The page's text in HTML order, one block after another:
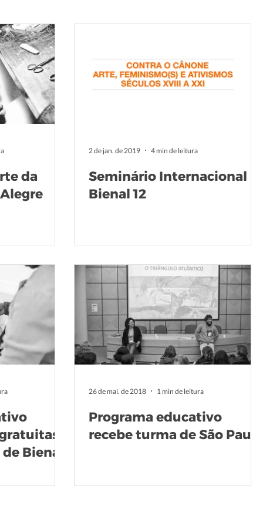
da
Seminário Internacional
Bienal 12
2 de jan. de 2019 4 min de leitura
Bienal
Programa educativo
recebe turma de São Paulo
26 de mai. de 2018 1 min de leitura